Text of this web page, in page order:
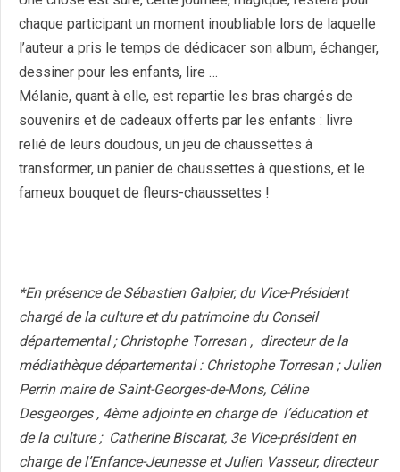
chaque participant un moment inoubliable lors de laquelle
l’auteur a pris le temps de dédicacer son album, échanger,
dessiner pour les enfants, lire …
Mélanie, quant à elle, est repartie les bras chargés de
souvenirs et de cadeaux offerts par les enfants : livre
relié de leurs doudous, un jeu de chaussettes à
transformer, un panier de chaussettes à questions, et le
fameux bouquet de fleurs-chaussettes !
*En présence de Sébastien Galpier, du Vice-Président
chargé de la culture et du patrimoine du Conseil
départemental ; Christophe Torresan , directeur de la
médiathèque départemental : Christophe Torresan ; Julien
Perrin maire de Saint-Georges-de-Mons, Céline
Desgeorges , 4ème adjointe en charge de l’éducation et
de la culture ; Catherine Biscarat, 3e Vice-président en
charge de l’Enfance-Jeunesse et Julien Vasseur, directeur